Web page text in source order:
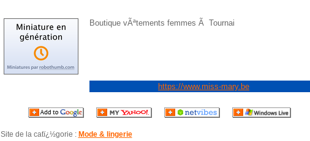
Boutique vÃªtements femmes Ã Tournai
https://www.miss-mary.be
Site de la catï¿½gorie : Mode & lingerie